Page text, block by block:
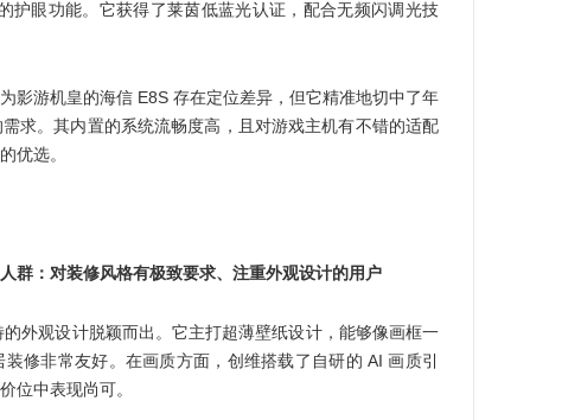
护眼功能。它获得了莱茵低蓝光认证，配合无频闪调光技
影游机皇的海信 E8S 存在定位差异，但它精准地切中了年
求。其内置的系统流畅度高，且对游戏主机有不错的适配
优选。
群：对装修风格有极致要求、注重外观设计的用户
外观设计脱颖而出。它主打超薄壁纸设计，能够像画框一
修非常友好。在画质方面，创维搭载了自研的 AI 画质引
位中表现尚可。